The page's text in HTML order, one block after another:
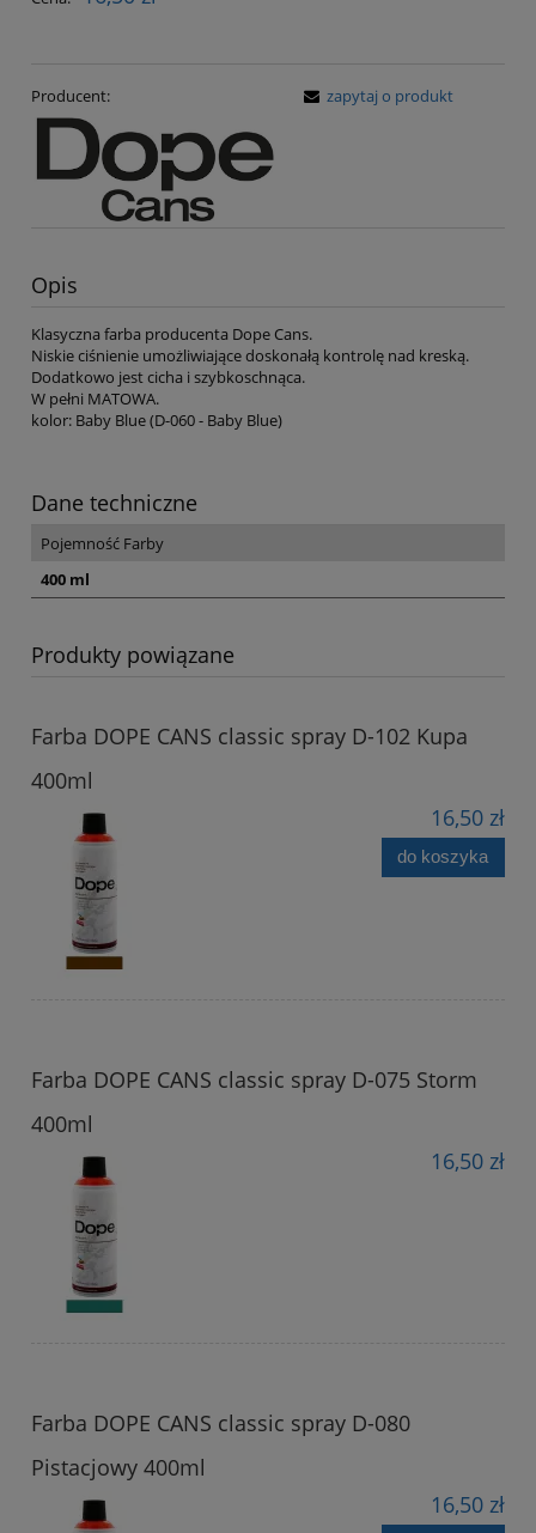
Producent: zapytaj o produkt
Opis
Klasyczna farba producenta Dope Cans.
Niskie ciśnienie umożliwiające doskonałą kontrolę nad kreską.
Dodatkowo jest cicha i szybkoschnąca.
W pełni MATOWA.
kolor: Baby Blue (D-060 - Baby Blue)
Dane techniczne
Pojemność Farby
400 ml
Produkty powiązane
Farba DOPE CANS classic spray D-102 Kupa
400ml
16,50 zł
do koszyka
Farba DOPE CANS classic spray D-075 Storm
400ml
16,50 zł
Farba DOPE CANS classic spray D-080
Pistacjowy 400ml
16,50 zł